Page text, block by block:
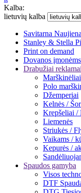
Kalba:
lietuvių kalba
Savitarna
Stanley & Stella
Print on demand
Dovanos įmonėms
Drabužiai
Marškinėliai
Polo
Džemperiai
Kelnės /
Krepšeliai /
Liemenės
Striukės /
Vaikams /
Kepurės /
Spaudos gamyba
Visos
DTF